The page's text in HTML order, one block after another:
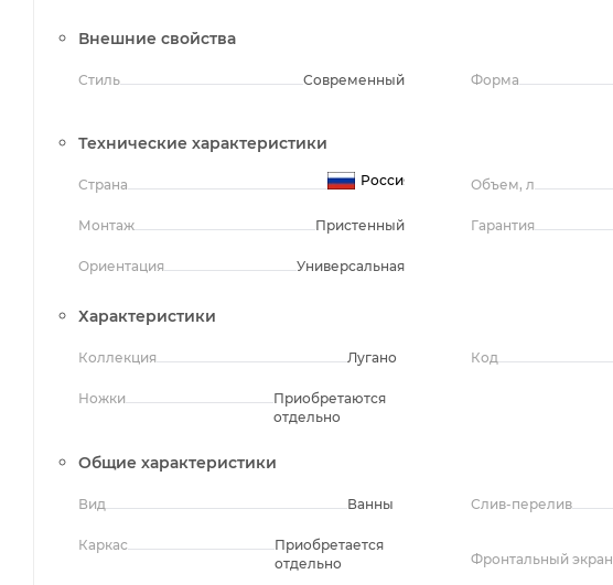
Внешние свойства
Стиль Современный Форма
Технические характеристики
Страна Россия
Монтаж Пристенный
Ориентация Универсальная
Объем, л
Гарантия
Характеристики
Коллекция Лугано
Ножки
Приобретаются
отдельно
Код
Общие характеристики
Вид Ванны
Каркас
Приобретается
отдельно
Слив-перелив
Фронтальный экран